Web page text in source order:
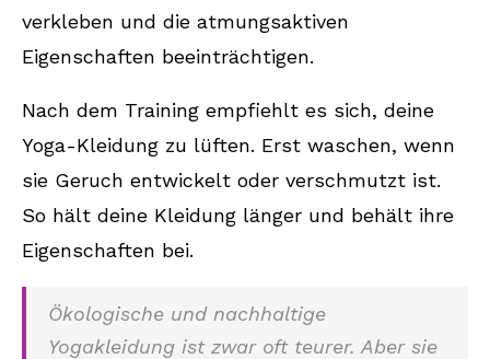
verkleben und die atmungsaktiven
Eigenschaften beeinträchtigen.
Nach dem Training empfiehlt es sich, deine
Yoga-Kleidung zu lüften. Erst waschen, wenn
sie Geruch entwickelt oder verschmutzt ist.
So hält deine Kleidung länger und behält ihre
Eigenschaften bei.
Ökologische und nachhaltige
Yogakleidung ist zwar oft teurer. Aber sie